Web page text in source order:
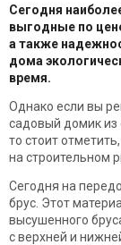
Сегодня
выгодные по
а также
дома
время.
Однако если вы
садовый домик из
то стоит
на строительном
Сегодня на
брус. Этот
высушенного
с верхней и